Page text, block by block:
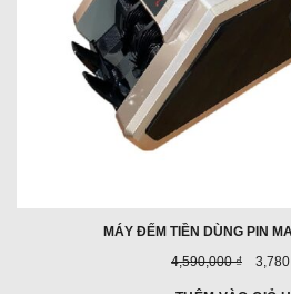
MÁY ĐẾM TIỀN DÙNG PIN
Giá
trước
4,590,000 ₫
Giá